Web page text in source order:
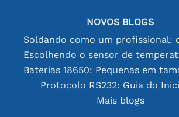
NOVOS BLOGS
Protocolo RS232: Guia do
Mais blogs